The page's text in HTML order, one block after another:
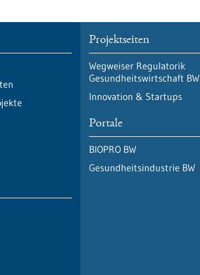
Projektseiten
Wegweiser Regulatorik
Gesundheitswirtschaft BW
Innovation & Startups
Portale
BIOPRO BW
Gesundheitsindustrie BW